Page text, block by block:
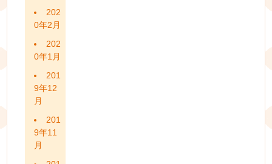
202
0年2月
202
0年1月
201
9年12
月
201
9年11
月